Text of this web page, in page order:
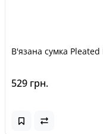
В'язана сумка
529 грн.